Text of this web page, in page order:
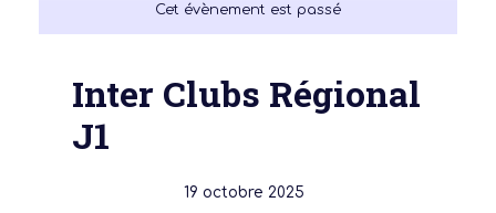
Cet évènement est passé
Inter Clubs Régional
J1
19 octobre 2025